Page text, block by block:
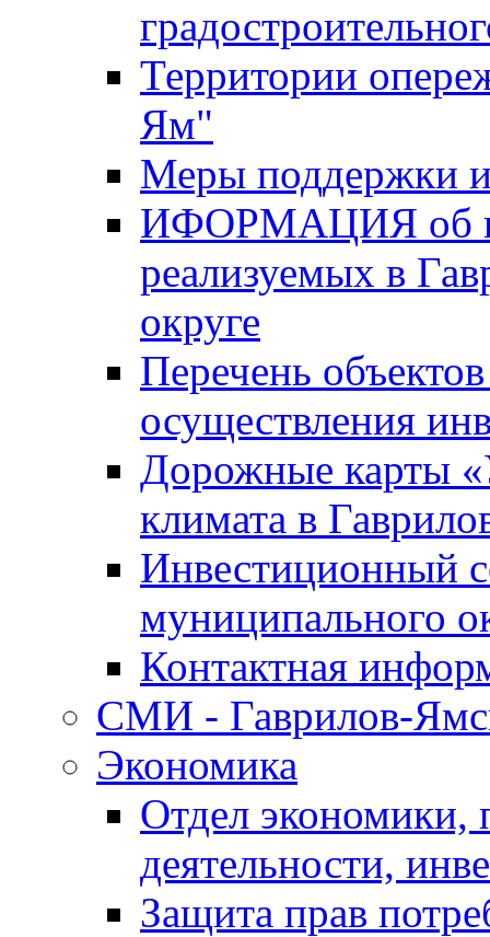
Территории
Ям"
Меры поддержки
ИФОРМАЦИЯ об
реализуемых в
округе
Перечень
осуществления
Дорожные карты
климата в
Инвестиционный
муниципального
Контактная
СМИ - Гаврилов-
Экономика
Отдел экономики,
деятельности,
Защита прав